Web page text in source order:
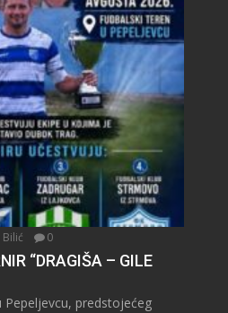
Bilić 0
“DRAGIŠA – GILE
predstojećeg